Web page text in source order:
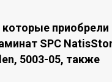
которые приобрели
SPC
5003-05, также